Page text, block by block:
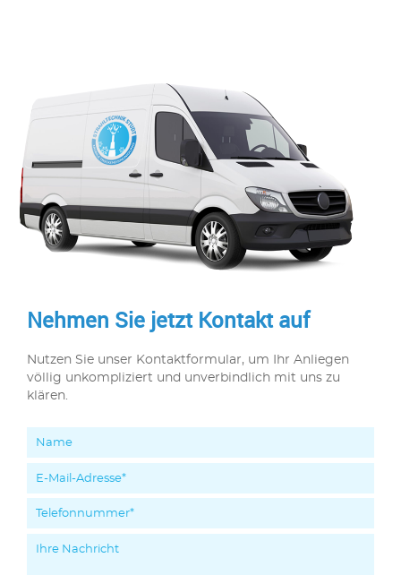
Nehmen Sie jetzt Kontakt auf
Nutzen Sie unser Kontaktformular, um Ihr Anliegen
völlig unkompliziert und unverbindlich mit uns zu
klären.